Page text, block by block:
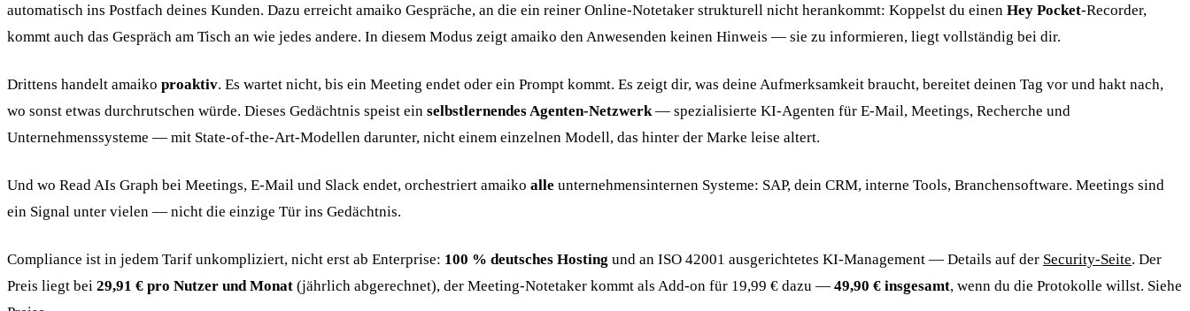
automatisch ins Postfach deines Kunden. Dazu erreicht amaiko Gespräche, an die ein reiner Online-Notetaker strukturell nicht herankommt: Koppelst du einen Hey Pocket-Recorder,
kommt auch das Gespräch am Tisch an wie jedes andere. In diesem Modus zeigt amaiko den Anwesenden keinen Hinweis — sie zu informieren, liegt vollständig bei dir.
Drittens handelt amaiko proaktiv. Es wartet nicht, bis ein Meeting endet oder ein Prompt kommt. Es zeigt dir, was deine Aufmerksamkeit braucht, bereitet deinen Tag vor und hakt nach,
wo sonst etwas durchrutschen würde. Dieses Gedächtnis speist ein selbstlernendes Agenten-Netzwerk— spezialisierte KI-Agenten für E-Mail, Meetings, Recherche und
Unternehmenssysteme — mit State-of-the-Art-Modellen darunter, nicht einem einzelnen Modell, das hinter der Marke leise altert.
Und wo Read AIs Graph bei Meetings, E-Mail und Slack endet, orchestriert amaiko alle unternehmensinternen Systeme: SAP, dein CRM, interne Tools, Branchensoftware. Meetings sind
ein Signal unter vielen — nicht die einzige Tür ins Gedächtnis.
Compliance ist in jedem Tarif unkompliziert, nicht erst ab Enterprise: 100 % deutsches Hosting und an ISO 42001 ausgerichtetes KI-Management — Details auf der Security-Seite. Der
Preis liegt bei 29,91 € pro Nutzer und Monat (jährlich abgerechnet), der Meeting-Notetaker kommt als Add-on für 19,99 € dazu — 49,90 € insgesamt, wenn du die Protokolle willst. Siehe